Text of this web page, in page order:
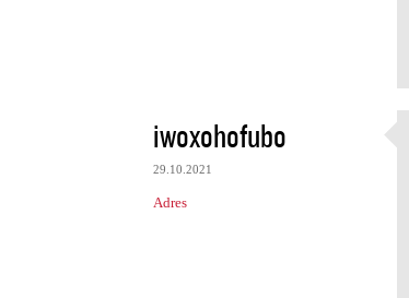
iwoxohofubo
29.10.2021
Adres